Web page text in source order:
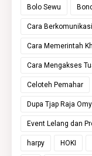
Bolo Sewu
Cara
Cara Memerintah
Cara Mengakses
Celoteh Pemahar
Dupa Tjap Raja
Event Lelang dan
harpy HOKI